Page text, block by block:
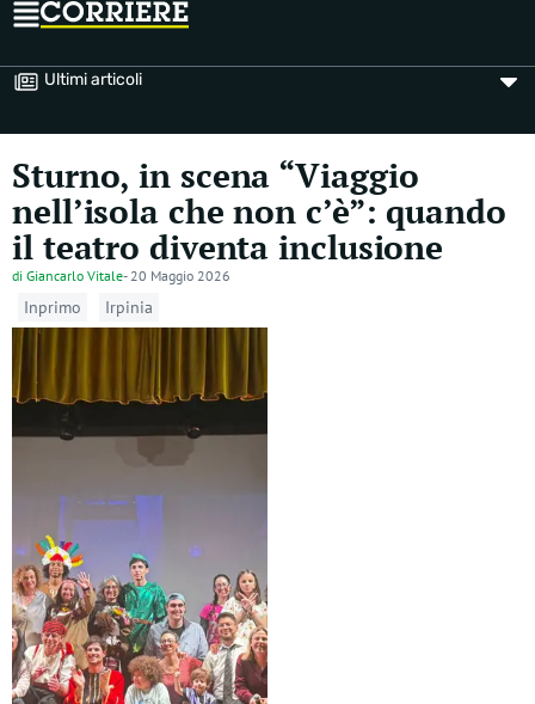
Ultimi articoli
Sturno, in scena “Viaggio
nell’isola che non c’è”: quando
il teatro diventa inclusione
di Giancarlo Vitale- 20 Maggio 2026
Inprimo Irpinia